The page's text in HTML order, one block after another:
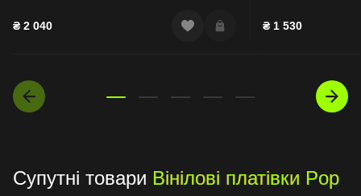
₴ 2 040 ₴ 1 530
Супутні товари Вінілові платівки Pop